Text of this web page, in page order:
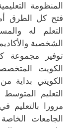
المنظومة
فتح كل الطرق
التعلم له
الشخصية
توفير مجموعة
الكويت
الكويتي بداية
التعليم المتوسط
مرورا بالتعليم
الجامعات